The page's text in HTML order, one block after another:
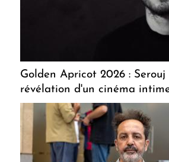
Golden Apricot 2026 :
révélation d'un cinéma